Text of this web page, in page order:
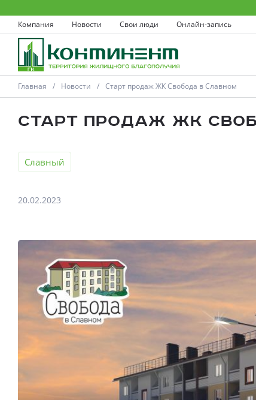
Компания Новости Свои люди Онлайн-запись
Проекты
Новости
Выбор недвижимости
Свои Люди
Офис продаж
Работа
Главная Новости Старт продаж ЖК Свобода в Славном
Старт продаж ЖК
Славный
20.02.2023